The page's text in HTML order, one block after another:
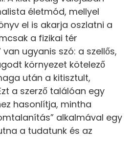
életmód, mellyel
el is akarja oszlatni a
a fizikai tér
ugyanis szó: a szellős,
környezet kötelező
után a kitisztult,
a szerző találóan egy
hasonlítja, mintha
alkalmával egy
a tudatunk és az